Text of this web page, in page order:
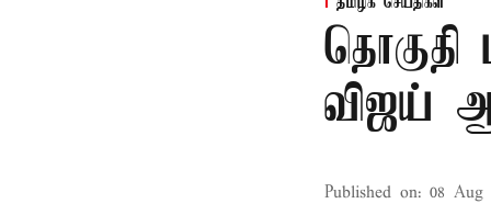
விஜய்
Published on: 08 Aug